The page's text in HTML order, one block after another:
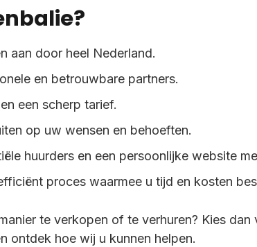
aan door heel Nederland.
en betrouwbare partners.
een scherp tarief.
op uw wensen en behoeften.
huurders en een persoonlijke website
proces waarmee u tijd en kosten
te verkopen of te verhuren? Kies
ontdek hoe wij u kunnen helpen.